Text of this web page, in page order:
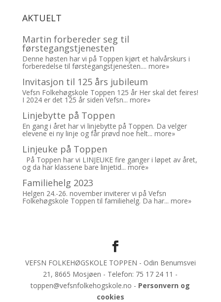
AKTUELT
Martin forbereder seg til
førstegangstjenesten
Denne høsten har vi på Toppen kjørt et halvårskurs i
forberedelse til førstegangstjenesten.... more»
Invitasjon til 125 års jubileum
Vefsn Folkehøgskole Toppen 125 år Her skal det feires!
I 2024 er det 125 år siden Vefsn... more»
Linjebytte på Toppen
En gang i året har vi linjebytte på Toppen. Da velger
elevene ei ny linje og får prøvd noe helt... more»
Linjeuke på Toppen
På Toppen har vi LINJEUKE fire ganger i løpet av året,
og da har klassene bare linjetid... more»
Familiehelg 2023
Helgen 24.-26. november inviterer vi på Vefsn
Folkehøgskole Toppen til familiehelg. Da har... more»
VEFSN FOLKEHØGSKOLE TOPPEN - Odin Benumsvei
21, 8665 Mosjøen - Telefon: 75 17 24 11 -
toppen@vefsnfolkehogskole.no - Personvern og
cookies